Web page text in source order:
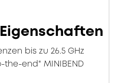
bis zu 26.5 GHz
end" MINIBEND